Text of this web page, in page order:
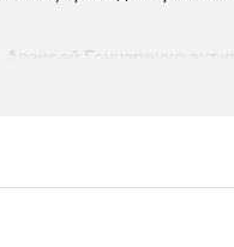
Гончаренко
деятельность
текущее
Гончаренко
фрагменты,